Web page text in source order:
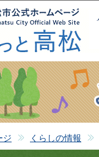
ジ くらしの情報